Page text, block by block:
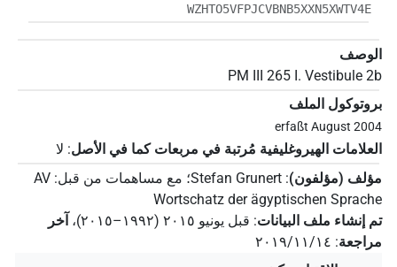
WZHTO5VFPJCVBNB5XXN5XWTV4E
الوصف
PM III 265 I. Vestibule 2b
بروتوكول الملف
erfaßt August 2004
العلامات الهيروغليفية مُرتبة في مربعات كما في الأصل: لا
مؤلف (مؤلفون):
Stefan Grunert؛ مع مساهمات من قبل:
AV
Wortschatz der ägyptischen Sprache
تم إنشاء ملف البيانات: قبل يونيو ۲۰۱٥ (۱۹۹۲–۲۰۱٥) ، آخر
مراجعة: ٢٠١٩/١١/١٤